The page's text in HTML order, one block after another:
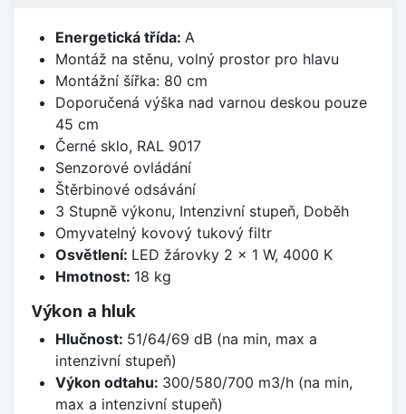
Energetická třída: A
Montáž na stěnu, volný prostor pro hlavu
Montážní šířka: 80 cm
Doporučená výška nad varnou deskou pouze
45 cm
Černé sklo, RAL 9017
Senzorové ovládání
Štěrbinové odsávání
3 Stupně výkonu, Intenzivní stupeň, Doběh
Omyvatelný kovový tukový filtr
Osvětlení: LED žárovky 2 × 1 W, 4000 K
Hmotnost: 18 kg
Výkon a hluk
Hlučnost: 51/64/69 dB (na min, max a
intenzivní stupeň)
Výkon odtahu: 300/580/700 m3/h (na min,
max a intenzivní stupeň)